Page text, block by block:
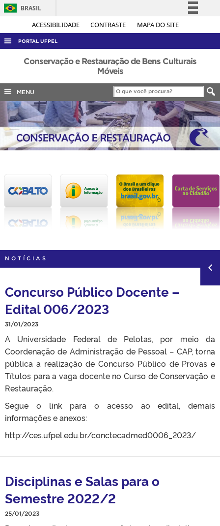
ACESSIBILIDADE CONTRASTE MAPA DO SITE
BRASIL
Simplifique!
Legislação
Canais
PORTAL UFPEL
ACESSO À INFORMAÇÃO
COBALTO
CONCURSOS
EDITAIS
INTERNACIONAL
TELEFONES
Conservação e Restauração de Bens Culturais
Móveis
MENU
NOTÍCIAS
Concurso Público Docente –
Edital 006/2023
31/01/2023
A Universidade Federal de Pelotas, por meio da
Coordenação de Administração de Pessoal – CAP, torna
pública a realização de Concurso Público de Provas e
Títulos para a vaga docente no Curso de Conservação e
Restauração.
Segue o link para o acesso ao edital, demais
informações e anexos:
http://ces.ufpel.edu.br/conctecadmed0006_2023/
Disciplinas e Salas para o
Semestre 2022/2
25/01/2023